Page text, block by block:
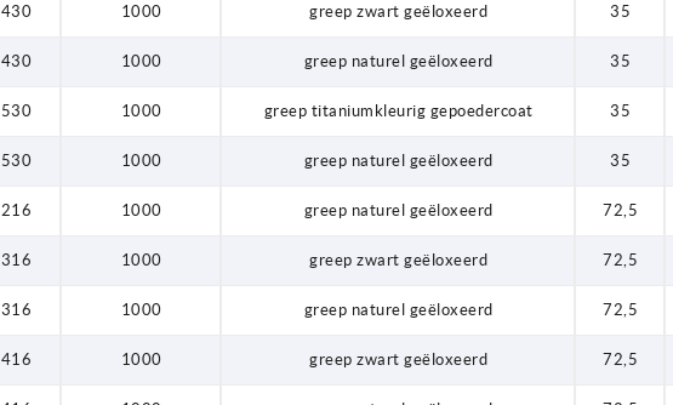
430 1000 greep zwart geëloxeerd 35
430 1000 greep naturel geëloxeerd 35
530 1000 greep titaniumkleurig gepoedercoat 35
530 1000 greep naturel geëloxeerd 35
216 1000 greep naturel geëloxeerd 72,5
316 1000 greep zwart geëloxeerd 72,5
316 1000 greep naturel geëloxeerd 72,5
416 1000 greep zwart geëloxeerd 72,5